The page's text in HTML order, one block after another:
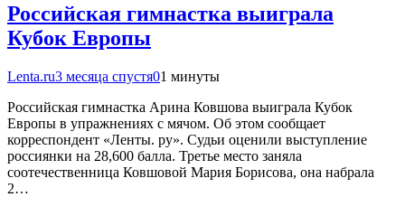
Российская гимнастка выиграла
Кубок Европы
Lenta.ru3 месяца спустя01 минуты
Российская гимнастка Арина Ковшова выиграла Кубок
Европы в упражнениях с мячом. Об этом сообщает
корреспондент «Ленты. ру». Судьи оценили выступление
россиянки на 28,600 балла. Третье место заняла
соотечественница Ковшовой Мария Борисова, она набрала
2…